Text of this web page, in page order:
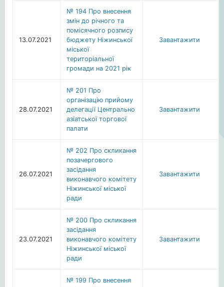
13.07.2021
№ 194 Про внесення
змін до річного та
помісячного розпису
бюджету Ніжинської
міської
територіальної
громади на 2021 рік
Завантажити
28.07.2021
№ 201 Про
організацію прийому
делегації Центрально
азіатської торгової
палати
Завантажити
26.07.2021
№ 202 Про скликання
позачергового
засідання
виконавчого комітету
Ніжинської міської
ради
Завантажити
23.07.2021
№ 200 Про скликання
засідання
виконавчого комітету
Ніжинської міської
ради
Завантажити
№ 199 Про внесення